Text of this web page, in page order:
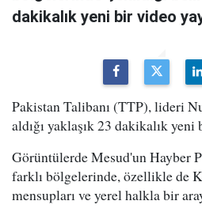
dakikalık yeni bir video
Pakistan Talibanı (TTP), lideri
aldığı yaklaşık 23 dakikalık yeni
Görüntülerde Mesud'un Hayber
farklı bölgelerinde, özellikle de
mensupları ve yerel halkla bir